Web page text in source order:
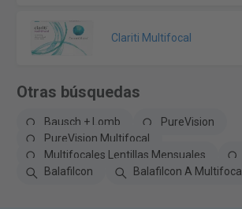
Clariti Multifocal
Otras búsquedas
Bausch + Lomb
PureVision
PureVision Multifocal
Multifocales Lentillas Mensuales
Balafilcon
Balafilcon A Multifocal